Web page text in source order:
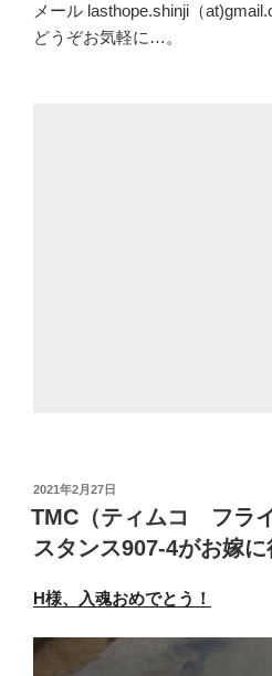
メール lasthope.shinji（
どうぞお気軽に…。
投
稿
日:
2021年2月27日
TMC（ティムコ フラ
スタンス907-4がお嫁に
H様、入魂おめでとう！